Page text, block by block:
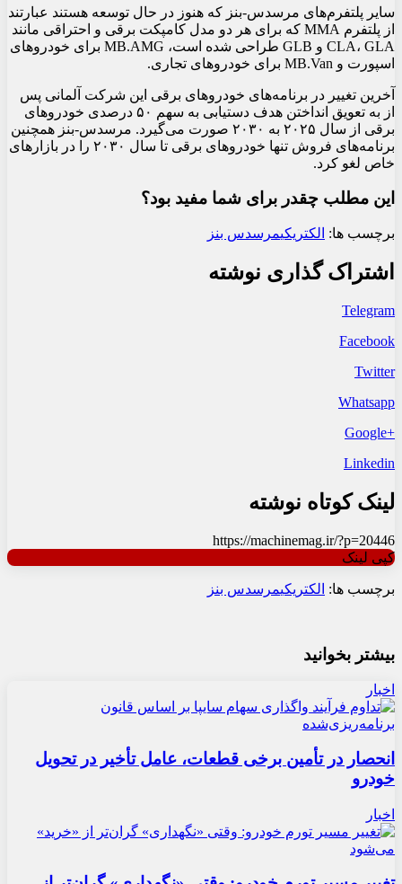
سایر پلتفرم‌های مرسدس-بنز که هنوز در حال توسعه هستند عبارتند
از پلتفرم MMA که برای هر دو مدل کامپکت برقی و احتراقی مانند
CLA، GLA و GLB طراحی شده است، MB.AMG برای خودروهای
اسپورت و MB.Van برای خودروهای تجاری.
آخرین تغییر در برنامه‌های خودروهای برقی این شرکت آلمانی پس
از به تعویق انداختن هدف دستیابی به سهم ۵۰ درصدی خودروهای
برقی از سال ۲۰۲۵ به ۲۰۳۰ صورت می‌گیرد. مرسدس-بنز همچنین
برنامه‌های فروش تنها خودروهای برقی تا سال ۲۰۳۰ را در بازارهای
خاص لغو کرد.
این مطلب چقدر برای شما مفید بود؟
برچسب ها: الکتریکیمرسدس بنز
اشتراک گذاری نوشته
Telegram
Facebook
Twitter
Whatsapp
+Google
Linkedin
لینک کوتاه نوشته
https://machinemag.ir/?p=20446
کپی لینک
برچسب ها: الکتریکیمرسدس بنز
بیشتر بخوانید
اخبار
انحصار در تأمین برخی قطعات، عامل تأخیر در تحویل
خودرو
اخبار